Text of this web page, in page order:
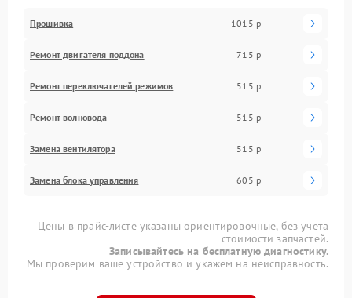
Прошивка 1015 р
Ремонт двигателя поддона 715 р
Ремонт переключателей режимов 515 р
Ремонт волновода 515 р
Замена вентилятора 515 р
Замена блока управления 605 р
Цены в прайс-листе указаны ориентировочные, без учета
стоимости запчастей.
Записывайтесь на бесплатную диагностику.
Мы проверим ваше устройство и укажем на неисправность.